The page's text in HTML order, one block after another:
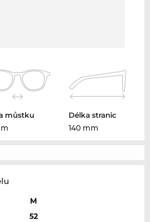
můstku
Délka stranic
140 mm
M
52